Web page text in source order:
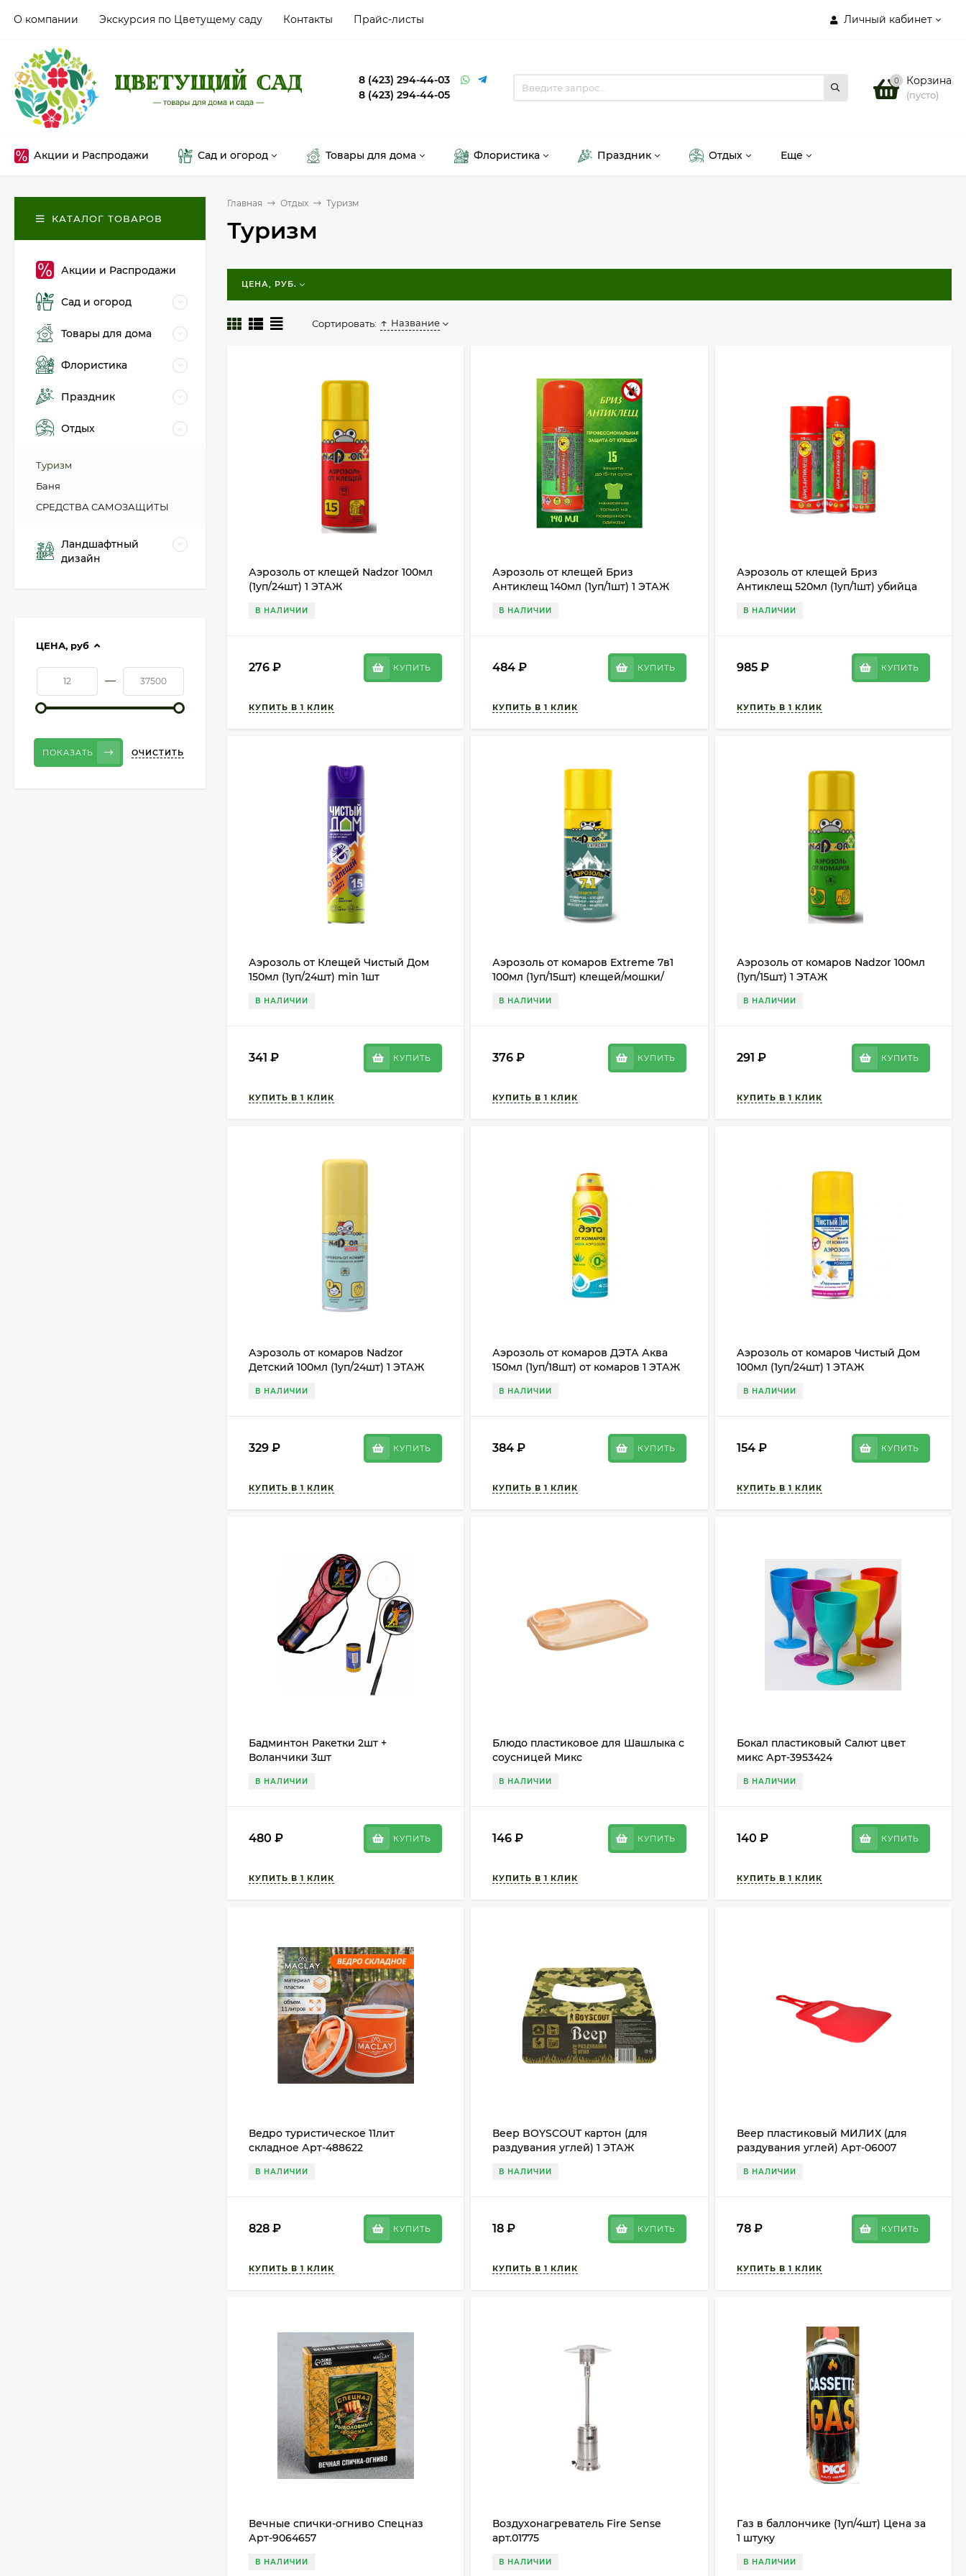
Личный кабинет
О компании Экскурсия по Цветущему саду Контакты Прайс-листы
8 (423) 294-44-03
8 (423) 294-44-05
0 Корзина
(пусто)
Акции и Распродажи Сад и огород Товары для дома Флористика Праздник Отдых Еще
Главная Отдых Туризм
Туризм
ЦЕНА, РУБ.
Сортировать: Название
Аэрозоль от клещей Nadzor 100мл
(1уп/24шт) 1 ЭТАЖ
В НАЛИЧИИ
276 ₽ КУПИТЬ
Аэрозоль от клещей Бриз
Антиклещ 140мл (1уп/1шт) 1 ЭТАЖ
В НАЛИЧИИ
484₽ КУПИТЬ
Аэрозоль от клещей Бриз
Антиклещ 520мл (1уп/1шт) убийца
В НАЛИЧИИ
985 ₽ КУПИТЬ
Аэрозоль от Клещей Чистый Дом
150мл (1уп/24шт) min 1шт
В НАЛИЧИИ
341 ₽ КУПИТЬ
Аэрозоль от комаров Extreme 7в1
100мл (1уп/15шт) клещей/мошки/
В НАЛИЧИИ
376₽ КУПИТЬ
Аэрозоль от комаров Nadzor 100мл
(1уп/15шт) 1 ЭТАЖ
В НАЛИЧИИ
291 ₽ КУПИТЬ
Аэрозоль от комаров Nadzor
Детский 100мл (1уп/24шт) 1 ЭТАЖ
В НАЛИЧИИ
329 ₽ КУПИТЬ
Аэрозоль от комаров ДЭТА Аква
150мл (1уп/18шт) от комаров 1 ЭТАЖ
В НАЛИЧИИ
384₽ КУПИТЬ
Аэрозоль от комаров Чистый Дом
100мл (1уп/24шт) 1 ЭТАЖ
В НАЛИЧИИ
154 ₽ КУПИТЬ
Бадминтон Ракетки 2шт +
Воланчики 3шт
В НАЛИЧИИ
480 ₽ КУПИТЬ
Блюдо пластиковое для Шашлыка с
соусницей Микс
В НАЛИЧИИ
146₽ КУПИТЬ
Бокал пластиковый Салют цвет
микс Арт-3953424
В НАЛИЧИИ
140 ₽ КУПИТЬ
Ведро туристическое 11лит
складное Арт-488622
В НАЛИЧИИ
828 ₽ КУПИТЬ
Веер BOYSCOUT картон (для
раздувания углей) 1 ЭТАЖ
В НАЛИЧИИ
18₽ КУПИТЬ
Веер пластиковый МИЛИХ (для
раздувания углей) Арт-06007
В НАЛИЧИИ
78 ₽ КУПИТЬ
Вечные спички-огниво Спецназ
Арт-9064657
В НАЛИЧИИ
Воздухонагреватель Fire Sense
арт.01775
В НАЛИЧИИ
Газ в баллончике (1уп/4шт) Цена за
1 штуку
В НАЛИЧИИ
КАТАЛОГ ТОВАРОВ
Акции и Распродажи
Сад и огород
Товары для дома
Флористика
Праздник
Отдых
Туризм
Баня
СРЕДСТВА САМОЗАЩИТЫ
Ландшафтный
дизайн
ЦЕНА, руб
—
ПОКАЗАТЬ ОЧИСТИТЬ